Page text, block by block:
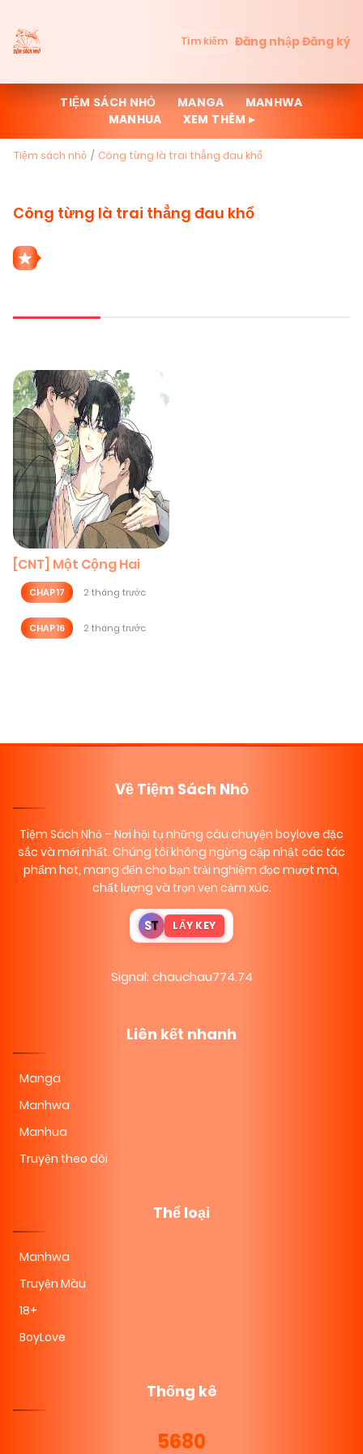
Tìm kiếm Đăng nhậpĐăng ký
TIỆM SÁCH NHỎ MANGA
MANHWA
MANHUA
XEM THÊM ▸
Tiệm sách nhỏ Công từng là trai thẳng đau khổ
Công từng là trai thẳng đau khổ
ĐAU KHỔ
[CNT] Một Cộng Hai
CHAP 17 2 tháng trước
CHAP 16 2 tháng trước
Về Tiệm Sách Nhỏ
Tiệm Sách Nhỏ – Nơi hội tụ những câu chuyện boylove đặc
sắc và mới nhất. Chúng tôi không ngừng cập nhật các tác
phẩm hot, mang đến cho bạn trải nghiệm đọc mượt mà,
chất lượng và trọn vẹn cảm xúc.
ST LẤY KEY
Signal: chauchau774.74
Liên kết nhanh
Manga
Manhwa
Manhua
Truyện theo dõi
Thể loại
Manhwa
Truyện Màu
18+
BoyLove
Thống kê
5680